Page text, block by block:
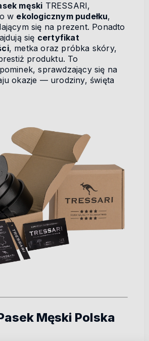
męski TRESSARI,
w ekologicznym pudełku,
się na prezent. Ponadto
się certyfikat
, metka oraz próbka skóry,
produktu. To
sprawdzający się na
okazje — urodziny, święta
Męski Polska